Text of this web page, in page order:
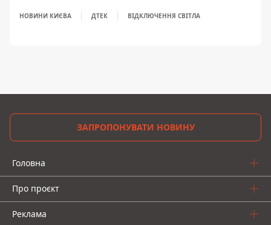
НОВИНИ КИЄВА ДТЕК ВІДКЛЮЧЕННЯ СВІТЛА
ЗАПРОПОНУВАТИ НОВИНУ
Головна
Про проєкт
Реклама